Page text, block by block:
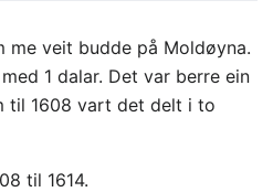
me veit budde på Moldøyna.
1 dalar. Det var berre ein
til 1608 vart det delt i to
til 1614.